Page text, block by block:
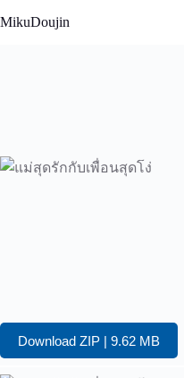
to
MikuDoujin
Download ZIP | 9.62 MB